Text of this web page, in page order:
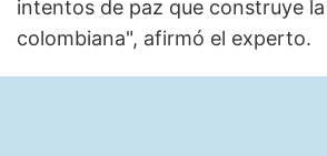
intentos de paz que construye
colombiana", afirmó el experto.